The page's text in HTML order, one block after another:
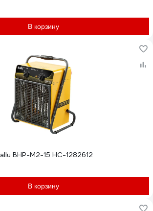
В корзину
BHP-M2-15 НС-1282612
В корзину